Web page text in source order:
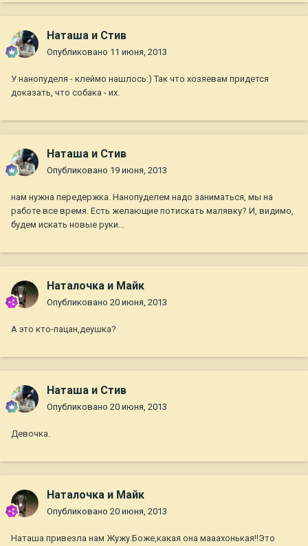
Наташа и Стив
Опубликовано 11 июня, 2013
У нанопуделя - клеймо нашлось:) Так что хозяевам придется
доказать, что собака - их.
Наташа и Стив
Опубликовано 19 июня, 2013
нам нужна передержка. Нанопуделем надо заниматься, мы на
работе все время. Есть желающие потискать малявку? И, видимо,
будем искать новые руки...
Наталочка и Майк
Опубликовано 20 июня, 2013
А это кто-пацан,деушка?
Наташа и Стив
Опубликовано 20 июня, 2013
Девочка.
Наталочка и Майк
Опубликовано 20 июня, 2013
Наташа привезла нам Жужу.Боже,какая она мааахонькая!!Это